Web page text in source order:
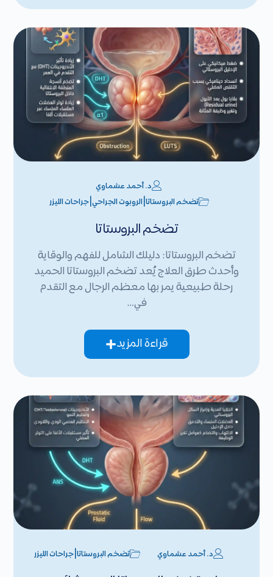
د. أحمد عشماوي
تضخم البروستاتا الروبوت الجراحي |جراحات الليزر
تضخم البروستاتا
تضخم البروستاتا: دليلك الشامل للفهم والوقاية
وأحدث طرق العلاج يُعد تضخم البروستاتا الحميد
رحلة طبيعية يمر بها معظم الرجال مع التقدم
في…
قراءة المزيد
د. أحمد عشماوي تضخم البروستاتا جراحات الليزر